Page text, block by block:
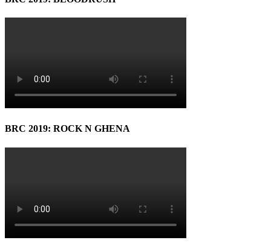
BRC 2019: ROCK N GHENA